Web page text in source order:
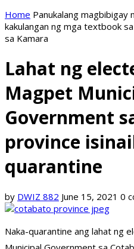
Home Panukalang magbibigay
kakulangan ng mga textbook
sa Kamara
Lahat ng
Magpet
Government
province
quarantine
by DWIZ 882 June 15, 2021 0
Naka-quarantine ang lahat ng